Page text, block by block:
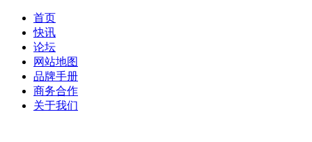
首页
快讯
论坛
网站地图
品牌手册
商务合作
关于我们